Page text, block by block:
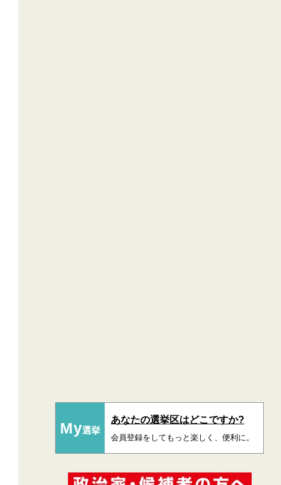
My選挙
あなたの選挙区はどこですか?
会員登録をしてもっと楽しく、便利に。